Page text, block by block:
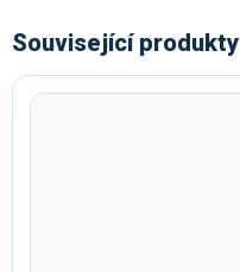
Související produkty